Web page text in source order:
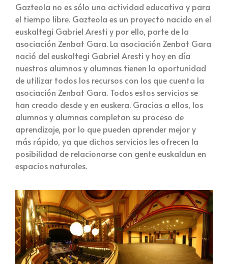
Gazteola no es sólo una actividad educativa y para
el tiempo libre. Gazteola es un proyecto nacido en el
euskaltegi Gabriel Aresti y por ello, parte de la
asociación Zenbat Gara. La asociación Zenbat Gara
nació del euskaltegi Gabriel Aresti y hoy en día
nuestros alumnos y alumnas tienen la oportunidad
de utilizar todos los recursos con los que cuenta la
asociación Zenbat Gara. Todos estos servicios se
han creado desde y en euskera. Gracias a ellos, los
alumnos y alumnas completan su proceso de
aprendizaje, por lo que pueden aprender mejor y
más rápido, ya que dichos servicios les ofrecen la
posibilidad de relacionarse con gente euskaldun en
espacios naturales.